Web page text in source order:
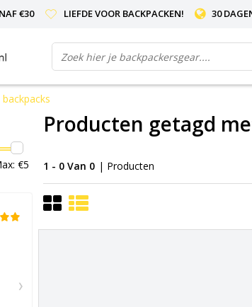
€30 LIEFDE VOOR BACKPACKEN! 30
€5
Producten getagd
1 - 0 Van 0 | Producten